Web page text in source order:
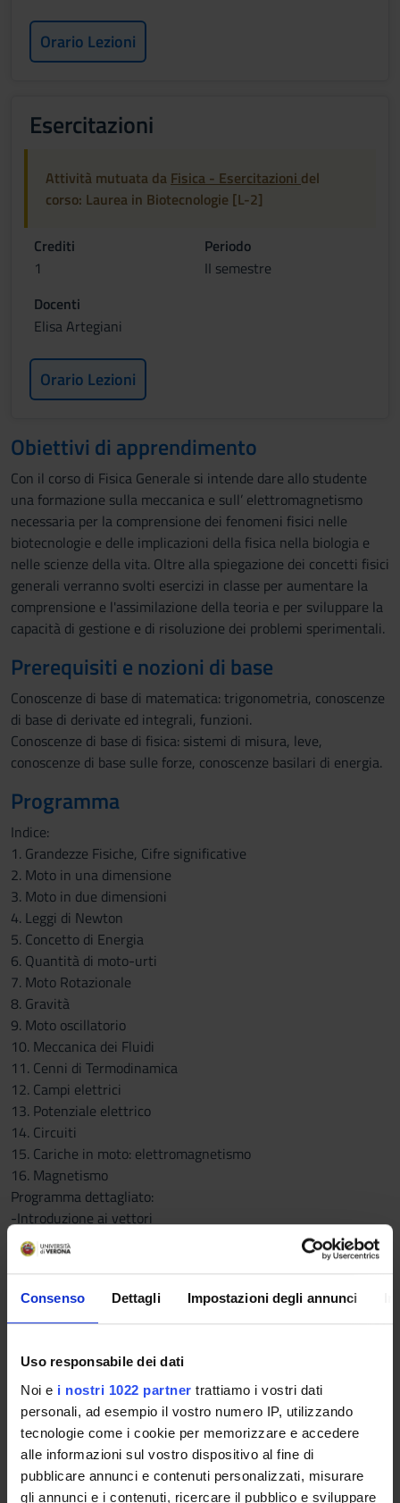
Consenso Dettagli Impostazioni degli annunci
Uso responsabile dei dati
Noi e i nostri 1022 partner trattiamo i vostri dati
personali, ad esempio il vostro numero IP, utilizzando
tecnologie come i cookie per memorizzare e accedere
alle informazioni sul vostro dispositivo al fine di
pubblicare annunci e contenuti personalizzati, misurare
gli annunci e i contenuti, ricercare il pubblico e sviluppare
Orario Lezioni
Esercitazioni
Attività mutuata da Fisica - Esercitazioni del
corso: Laurea in Biotecnologie [L-2]
Crediti
1
Periodo
II semestre
Docenti
Elisa Artegiani
Orario Lezioni
Obiettivi di apprendimento
Con il corso di Fisica Generale si intende dare allo studente
una formazione sulla meccanica e sull’ elettromagnetismo
necessaria per la comprensione dei fenomeni fisici nelle
biotecnologie e delle implicazioni della fisica nella biologia e
nelle scienze della vita. Oltre alla spiegazione dei concetti fisici
generali verranno svolti esercizi in classe per aumentare la
comprensione e l'assimilazione della teoria e per sviluppare la
capacità di gestione e di risoluzione dei problemi sperimentali.
Prerequisiti e nozioni di base
Conoscenze di base di matematica: trigonometria, conoscenze
di base di derivate ed integrali, funzioni.
Conoscenze di base di fisica: sistemi di misura, leve,
conoscenze di base sulle forze, conoscenze basilari di energia.
Programma
Indice:
1. Grandezze Fisiche, Cifre significative
2. Moto in una dimensione
3. Moto in due dimensioni
4. Leggi di Newton
5. Concetto di Energia
6. Quantità di moto-urti
7. Moto Rotazionale
8. Gravità
9. Moto oscillatorio
10. Meccanica dei Fluidi
11. Cenni di Termodinamica
12. Campi elettrici
13. Potenziale elettrico
14. Circuiti
15. Cariche in moto: elettromagnetismo
16. Magnetismo
Programma dettagliato:
-Introduzione ai vettori
Analisi dimensionale, conversione delle unità, sistemi di
coordinate, ripasso di trigonometria, grandezze vettoriali e
metodo grafico e metodo analitico.
-Moto
velocità costante, accelerazione media e accelerazione
istantanea, corpi in caduta libera, vettori posizione-velocità-
accelerazione, moto del proiettile, particella in moto circolare
uniforme, accelerazione tangenziale e radiale, velocità relativa
e sistemi di riferimento.
-Leggi del moto e leggi di Newton
Concetto di Forza, Prima legge di Newton, concetto di massa,